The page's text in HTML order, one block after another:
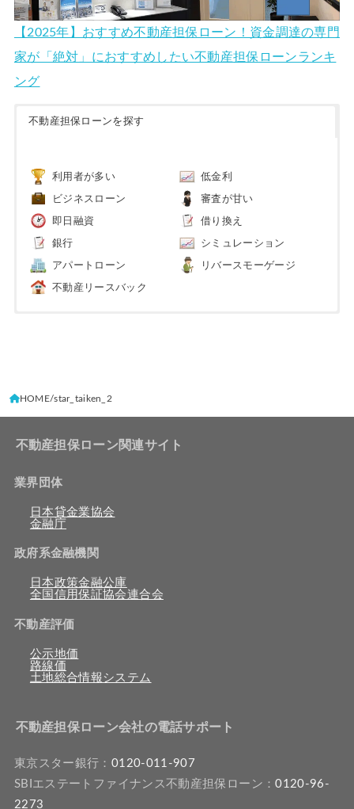
【2025年】おすすめ不動産担保ローン！資金調達の専門
家が「絶対」におすすめしたい不動産担保ローンランキ
ング
不動産担保ローンを探す
利用者が多い 低金利
ビジネスローン 審査が甘い
即日融資 借り換え
銀行 シミュレーション
アパートローン リバースモーゲージ
不動産リースバック
HOME star_taiken_2
不動産担保ローン関連サイト
業界団体
日本貸金業協会
金融庁
政府系金融機関
日本政策金融公庫
全国信用保証協会連合会
不動産評価
公示地価
路線価
土地総合情報システム
不動産担保ローン会社の電話サポート
東京スター銀行： 0120-011-907
SBIエステートファイナンス不動産担保ローン：0120-96-
2273